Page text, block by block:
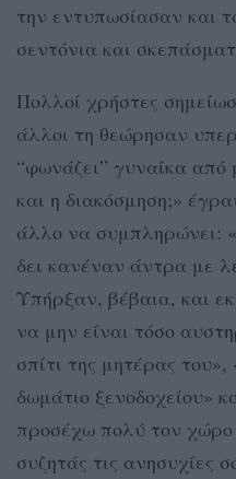
την εντυπωσίασαν και
σεντόνια και
Πολλοί χρήστες
άλλοι τη θεώρησαν
“φωνάζει” γυναίκα από
και η διακόσμηση;»
άλλο να συμπληρώνει:
δει κανέναν άντρα με
Υπήρξαν, βέβαια, και
να μην είναι τόσο
σπίτι της μητέρας
δωμάτιο ξενοδοχείου»
προσέχω πολύ τον
συζητάς τις ανησυχίες